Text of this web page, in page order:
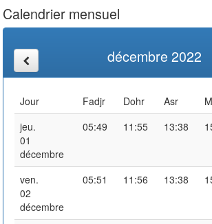
Calendrier mensuel
décembre 2022
Jour Fadjr Dohr Asr
jeu.
01
décembre
05:49 11:55 13:38
ven.
02
décembre
05:51 11:56 13:38